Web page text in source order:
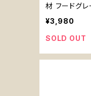
材 フードグ
優しい 噛むお
¥3,980
SOLD OUT